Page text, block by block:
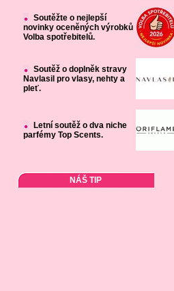
Soutěžte o nejlepší
novinky oceněných výrobků
Volba spotřebitelů.
Soutěž o doplněk stravy
Navlasil pro vlasy, nehty a
pleť.
Letní soutěž o dva niche
parfémy Top Scents.
NÁŠ TIP